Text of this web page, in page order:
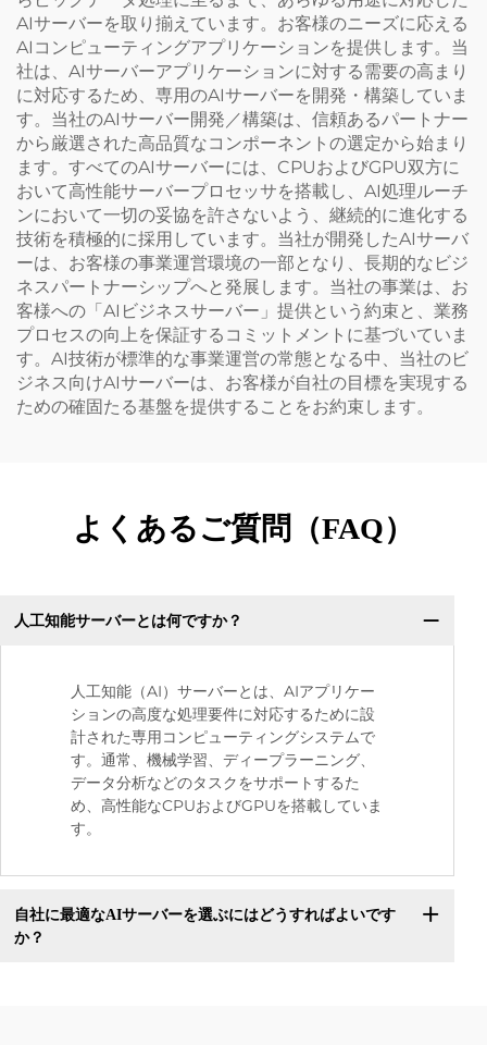
AIサーバーを取り揃えています。お客様のニーズに応える
AIコンピューティングアプリケーションを提供します。当
社は、AIサーバーアプリケーションに対する需要の高まり
に対応するため、専用のAIサーバーを開発・構築していま
す。当社のAIサーバー開発／構築は、信頼あるパートナー
から厳選された高品質なコンポーネントの選定から始まり
ます。すべてのAIサーバーには、CPUおよびGPU双方に
おいて高性能サーバープロセッサを搭載し、AI処理ルーチ
ンにおいて一切の妥協を許さないよう、継続的に進化する
技術を積極的に採用しています。当社が開発したAIサーバ
ーは、お客様の事業運営環境の一部となり、長期的なビジ
ネスパートナーシップへと発展します。当社の事業は、お
客様への「AIビジネスサーバー」提供という約束と、業務
プロセスの向上を保証するコミットメントに基づいていま
す。AI技術が標準的な事業運営の常態となる中、当社のビ
ジネス向けAIサーバーは、お客様が自社の目標を実現する
ための確固たる基盤を提供することをお約束します。
よくあるご質問（FAQ）
人工知能サーバーとは何ですか？
人工知能（AI）サーバーとは、AIアプリケー
ションの高度な処理要件に対応するために設
計された専用コンピューティングシステムで
す。通常、機械学習、ディープラーニング、
データ分析などのタスクをサポートするた
め、高性能なCPUおよびGPUを搭載していま
す。
自社に最適なAIサーバーを選ぶにはどうすればよいです
か？